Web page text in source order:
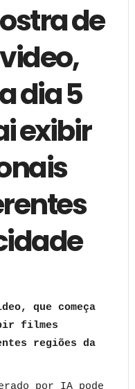
de
dia 5
exibir
que começa
filmes
regiões da